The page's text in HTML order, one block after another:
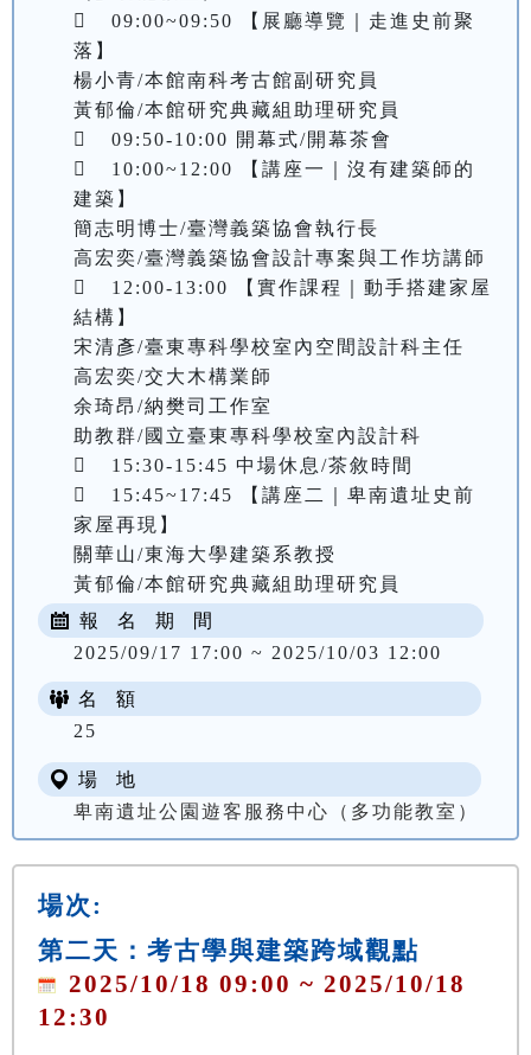
	09:00~09:50 【展廳導覽｜走進史前聚
落】
楊小青/本館南科考古館副研究員
黃郁倫/本館研究典藏組助理研究員
	09:50-10:00 開幕式/開幕茶會
	10:00~12:00 【講座一｜沒有建築師的
建築】
簡志明博士/臺灣義築協會執行長
高宏奕/臺灣義築協會設計專案與工作坊講師
	12:00-13:00 【實作課程｜動手搭建家屋
結構】
宋清彥/臺東專科學校室內空間設計科主任
高宏奕/交大木構業師
余琦昂/納樊司工作室
助教群/國立臺東專科學校室內設計科
	15:30-15:45 中場休息/茶敘時間
	15:45~17:45 【講座二｜卑南遺址史前
家屋再現】
關華山/東海大學建築系教授
報 名 期 間
2025/09/17 17:00 ~ 2025/10/03 12:00
名 額
25
場 地
卑南遺址公園遊客服務中心（多功能教室）
場次:
第二天：考古學與建築跨域觀點
2025/10/18 09:00 ~ 2025/10/18
12:30